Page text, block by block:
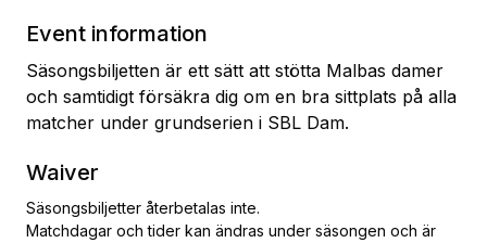
Event information
Säsongsbiljetten är ett sätt att stötta Malbas damer
och samtidigt försäkra dig om en bra sittplats på alla
matcher under grundserien i SBL Dam.
Waiver
Säsongsbiljetter återbetalas inte.
Matchdagar och tider kan ändras under säsongen och är